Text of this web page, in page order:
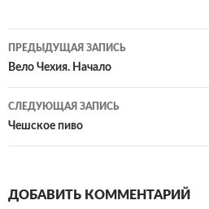
Навигация
по
записям
ПРЕДЫДУЩАЯ ЗАПИСЬ
Вело Чехия. Начало
СЛЕДУЮЩАЯ ЗАПИСЬ
Чешское пиво
ДОБАВИТЬ КОММЕНТАРИЙ